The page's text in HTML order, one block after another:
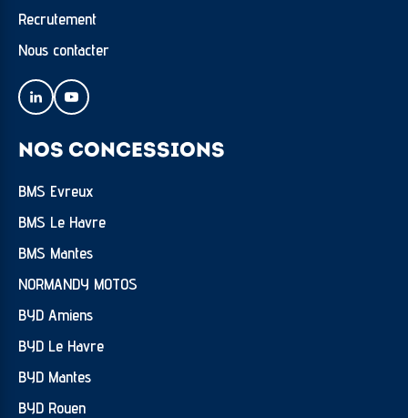
Recrutement
Nous contacter
NOS CONCESSIONS
BMS Evreux
BMS Le Havre
BMS Mantes
NORMANDY MOTOS
BYD Amiens
BYD Le Havre
BYD Mantes
BYD Rouen